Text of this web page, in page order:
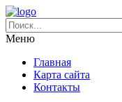
Меню
Главная
Карта сайта
Контакты